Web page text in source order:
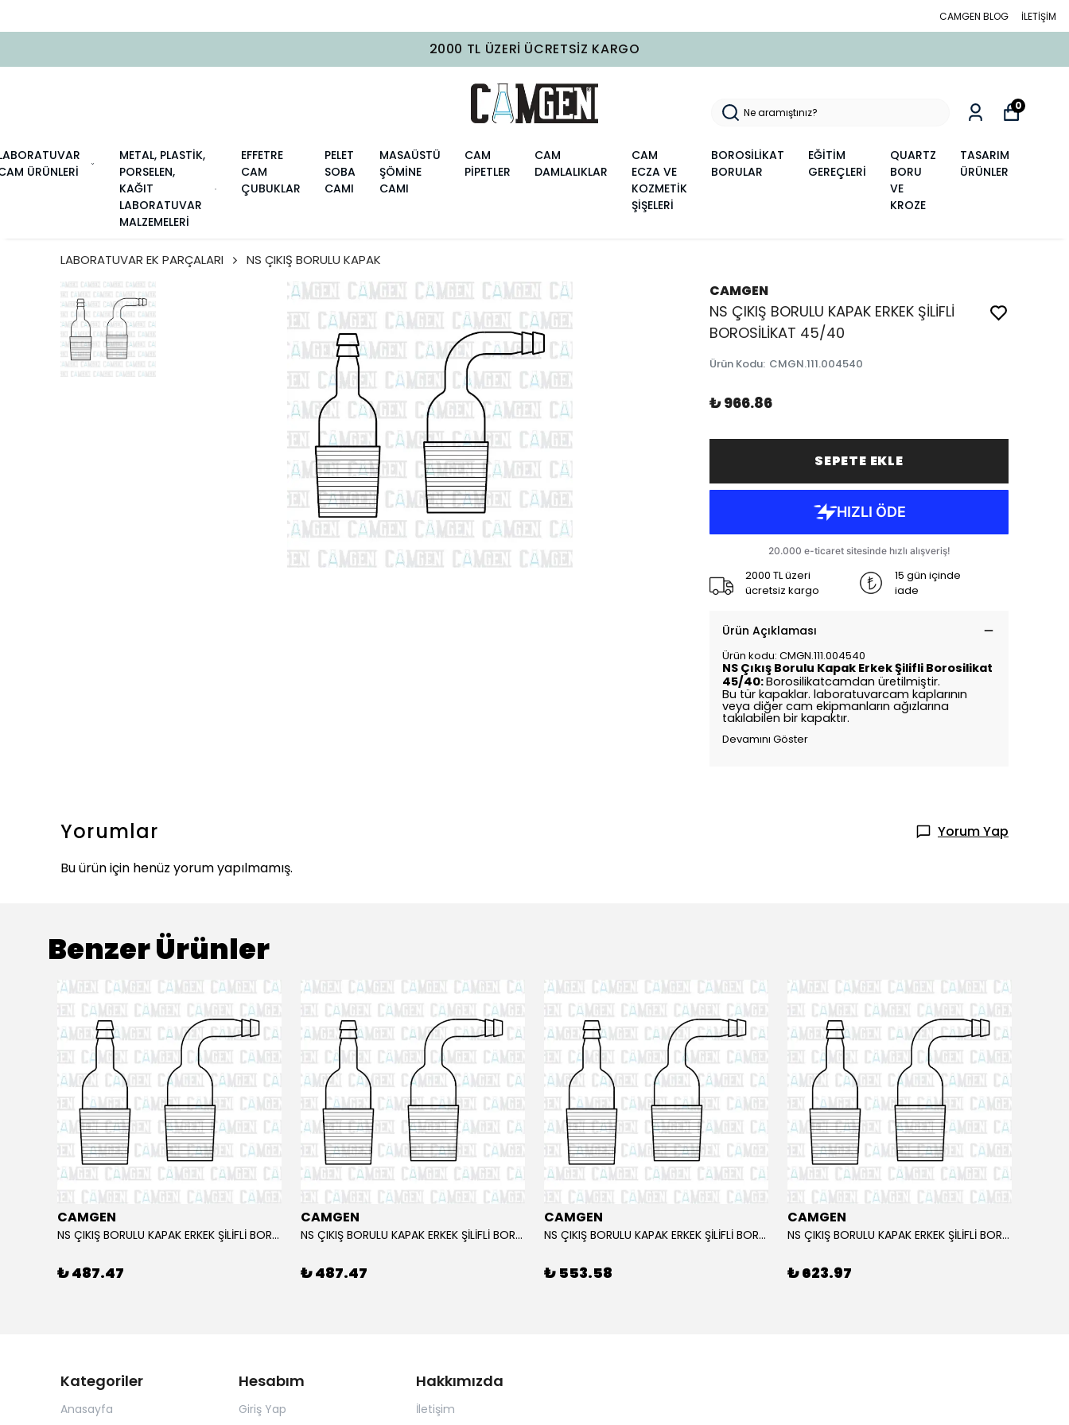
CAMGEN BLOG İLETİŞİM
2000 TL ÜZERI ÜCRETSIZ KARGO
ÜRÜNLERİ
METAL, PLASTİK,
PORSELEN,
KAĞIT
LABORATUVAR
MALZEMELERİ
EFFETRE
CAM
ÇUBUKLAR
PELET
SOBA
CAMI
MASAÜSTÜ
ŞÖMİNE
CAMI
CAM
PİPETLER
CAM
DAMLALIKLAR
CAM
ECZA VE
KOZMETİK
ŞİŞELERİ
BOROSİLİKAT
BORULAR
EĞİTİM
GEREÇLERİ
QUARTZ
BORU
VE
KROZE
TASARIM
ÜRÜNLER
0
LABORATUVAR EK PARÇALARI NS ÇIKIŞ BORULU KAPAK
CAMGEN
NS ÇIKIŞ BORULU KAPAK ERKEK ŞİLİFLİ
BOROSİLİKAT 45/40
Ürün Kodu: CMGN.111.004540
₺ 966.86
SEPETE EKLE
2000 TL üzeri
ücretsiz kargo
15 gün içinde
iade
Ürün Açıklaması
Ürün kodu: CMGN.111.004540
NS Çıkış Borulu Kapak Erkek Şilifli Borosilikat
45/40:Borosilikatcamdan üretilmiştir.
Bu tür kapaklar. laboratuvarcam kaplarının
veya diğer cam ekipmanların ağızlarına
takılabilen bir kapaktır.
Devamını Göster
Yorumlar
Yorum Yap
Bu ürün için henüz yorum yapılmamış.
Benzer Ürünler
CAMGEN
NS ÇIKIŞ BORULU KAPAK ERKEK ŞİLİFLİ BOROSİLİKAT 14.5/23
₺ 487.47
CAMGEN
NS ÇIKIŞ BORULU KAPAK ERKEK ŞİLİFLİ BOROSİLİKAT 19/26
₺ 487.47
CAMGEN
NS ÇIKIŞ BORULU KAPAK ERKEK ŞİLİFLİ BOROSİLİKAT 24/29
₺ 553.58
CAMGEN
NS ÇIKIŞ BORULU KAPAK ERKEK ŞİLİFLİ BOROSİLİKAT 29/32
₺ 623.97
Kategoriler
Anasayfa
Hesabım
Giriş Yap
Hakkımızda
İletişim